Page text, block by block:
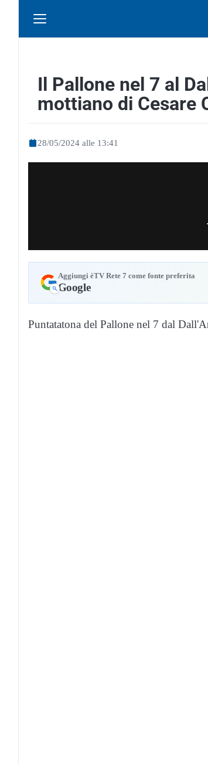
Il Pallone nel 7 al
mottiano di Cesare
28/05/2024 alle 13:41
Aggiungi èTV Rete 7 come fonte preferita
Google
Puntatatona del Pallone nel 7 dal